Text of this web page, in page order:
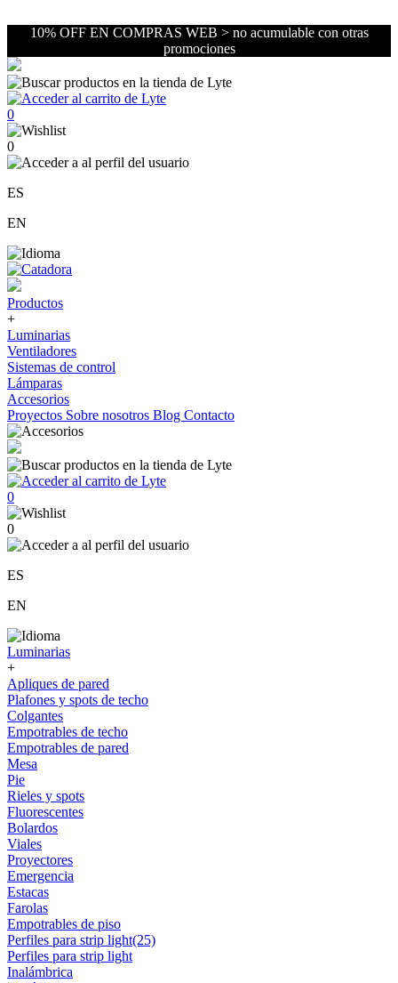
10% OFF EN COMPRAS WEB > no acumulable con otras
promociones
0
0
ES
EN
Productos
+
Luminarias
Ventiladores
Sistemas de control
Lámparas
Accesorios
Proyectos Sobre nosotros Blog Contacto
0
0
ES
EN
Luminarias
+
Apliques de pared
Plafones y spots de techo
Colgantes
Empotrables de techo
Empotrables de pared
Mesa
Pie
Rieles y spots
Fluorescentes
Bolardos
Viales
Proyectores
Emergencia
Estacas
Farolas
Empotrables de piso
Perfiles para strip light(25)
Perfiles para strip light
Inalámbrica